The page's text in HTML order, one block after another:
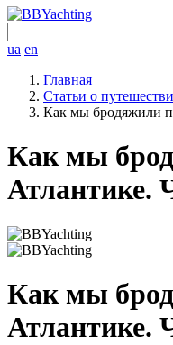
ua en
Главная
Статьи о
Как мы бродяжили
Как мы
Атлантике.
Как мы
Атлантике.